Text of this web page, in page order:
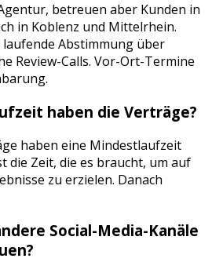
betreuen aber Kunden in
in Koblenz und Mittelrhein.
laufende Abstimmung über
Review-Calls. Vor-Ort-Termine
haben die Verträge?
haben eine Mindestlaufzeit
die Zeit, die es braucht, um auf
zu erzielen. Danach
Social-Media-Kanäle